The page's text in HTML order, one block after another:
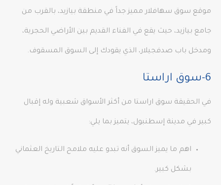
موقع سوق سهافلار مميز جداً في منطقة بيازيد، بالقرب من
جامع بيازيد، حيث يقع في الفناء القديم بين الأراضي الحجرية،
ومدخل باب صدفجيلار، الذي يقودك إلى السوق المسقوف.
6-سوق اراستا
في الحقيقة سوق اراستا من أكثر الأسواق شعبية وله إقبال
كبير في مدينة إسطنبول، يتميز بما يلي:
اهم ما يميز السوق أنه تبدو عليه ملامح التاريخ العثماني
بشكل كبير.